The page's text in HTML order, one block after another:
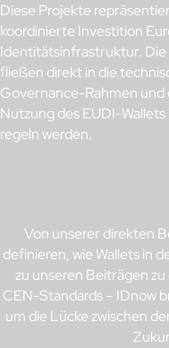
Diese Projekte
koordinierte Investition
Identitätsinfrastruktur. Die
fließen direkt in die
Governance-Rahmen und
Nutzung des EUDI-
regeln werden.
Von unserer direkten
definieren, wie Wallets in
zu unseren Beiträgen
CEN-Standards – IDnow
um die Lücke zwischen